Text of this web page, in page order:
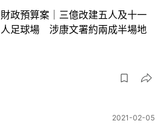
財政預算案｜三億改建五人及十一
人足球場 涉康文署約兩成半場地
2021-02-05